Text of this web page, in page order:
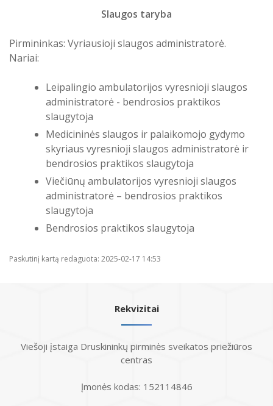
Slaugos taryba
Pirmininkas: Vyriausioji slaugos administratorė.
Nariai:
Leipalingio ambulatorijos vyresnioji slaugos
administratorė - bendrosios praktikos
slaugytoja
Medicininės slaugos ir palaikomojo gydymo
skyriaus vyresnioji slaugos administratorė ir
bendrosios praktikos slaugytoja
Viečiūnų ambulatorijos vyresnioji slaugos
administratorė – bendrosios praktikos
slaugytoja
Bendrosios praktikos slaugytoja
Paskutinį kartą redaguota: 2025-02-17 14:53
Rekvizitai
Viešoji įstaiga Druskininkų pirminės sveikatos priežiūros
centras
Įmonės kodas: 152114846